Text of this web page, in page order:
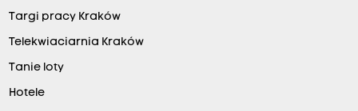
Targi pracy Kraków
Telekwiaciarnia Kraków
Tanie loty
Hotele